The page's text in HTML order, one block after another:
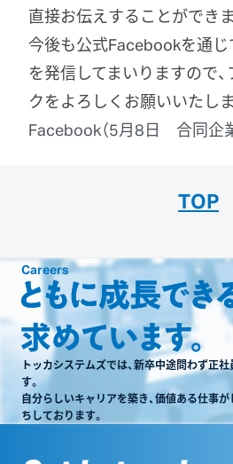
直接お伝えすることができま
今後も公式Facebookを通じ
を発信してまいりますので
クをよろしくお願いいたしま
Facebook（5月8日 合同企
TOP
Careers
トッカシステムズでは、新卒中途問わず正
す。
自分らしいキャリアを築き、価値ある仕事
ちしております。